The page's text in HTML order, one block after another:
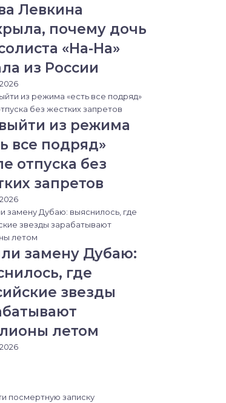
Левкина
почему дочь
«На-На»
из России
из режима
все подряд»
отпуска без
запретов
замену Дубаю:
где
звезды
летом